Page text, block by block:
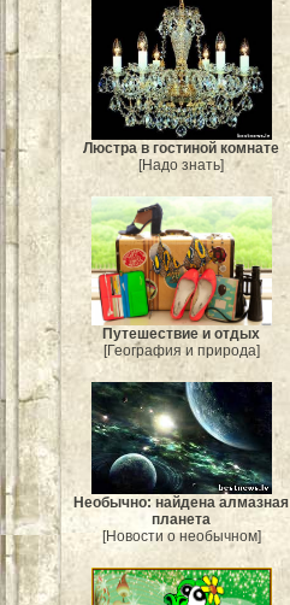
Люстра в гостиной комнате
[Надо знать]
Путешествие и отдых
[География и природа]
Необычно: найдена алмазная
планета
[Новости о необычном]